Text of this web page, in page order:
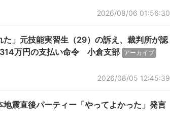
2026/08/06 01:56:30
た」元技能実習生（29）の訴え、裁判所が認
万円の支払い命令 小倉支部 アーカイブ
2026/08/05 12:45:39
震直後パーティー「やってよかった」発言